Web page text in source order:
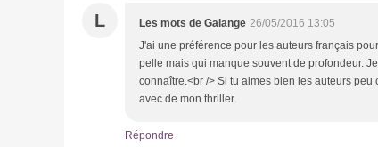
L Les mots de Gaiange 26/05/2016 13:05
J'ai une préférence pour les auteurs français
pelle mais qui manque souvent de profondeur.
connaître.<br /> Si tu aimes bien les auteurs
avec de mon thriller.
Répondre